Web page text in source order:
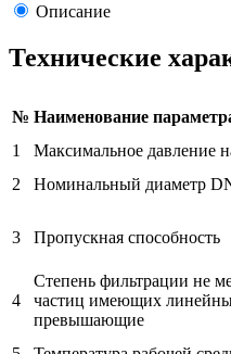
Описание
Технические
№ Наименование
1
Максимальное давление
2
Номинальный диаметр
3 Пропускная способность
4
Степень фильтрации не
частиц имеющих
превышающие